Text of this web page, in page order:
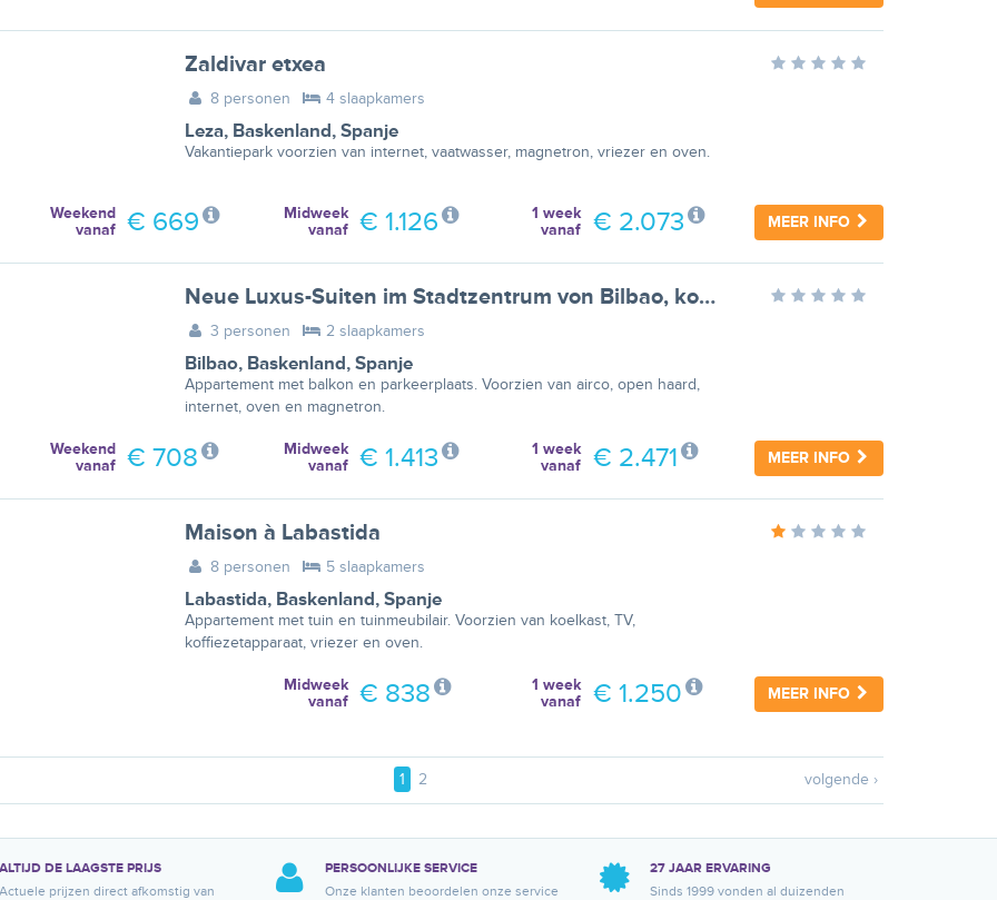
Zaldivar etxea
8 personen 4 slaapkamers
Leza, Baskenland, Spanje
Vakantiepark voorzien van internet, vaatwasser, magnetron, vriezer en oven.
MEER INFO
1 week
vanaf
€ 2.073
Midweek
vanaf
€ 1.126
Weekend
vanaf
€ 669
Neue Luxus-Suiten im Stadtzentrum von Bilbao, kostenloses Parken
3 personen 2 slaapkamers
Bilbao, Baskenland, Spanje
Appartement met balkon en parkeerplaats. Voorzien van airco, open haard,
internet, oven en magnetron.
MEER INFO
1 week
vanaf
€ 2.471
Midweek
vanaf
€ 1.413
Weekend
vanaf
€ 708
Maison à Labastida
8 personen 5 slaapkamers
Labastida, Baskenland, Spanje
Appartement met tuin en tuinmeubilair. Voorzien van koelkast, TV,
koffiezetapparaat, vriezer en oven.
MEER INFO
1 week
vanaf
€ 1.250
Midweek
vanaf
€ 838
1 2 volgende ›
ALTIJD DE LAAGSTE PRIJS
Actuele prijzen direct afkomstig van
PERSOONLIJKE SERVICE
Onze klanten beoordelen onze service
27 JAAR ERVARING
Sinds 1999 vonden al duizenden